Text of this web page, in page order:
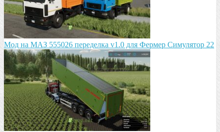
Мод на МАЗ 555026 пeрeдeлка v1.0 для Фермер Симулятор 22